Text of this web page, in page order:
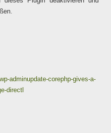
adminupdate-corephp-gives-a-
directl